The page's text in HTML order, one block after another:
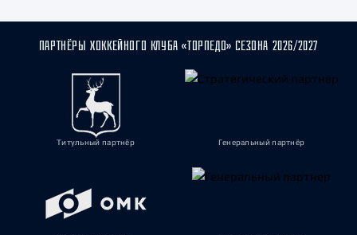
ПАРТНЁРЫ ХОККЕЙНОГО КЛУБА «ТОРПЕДО» СЕЗОНА 2026/2027
Титульный партнёр Генеральный партнёр